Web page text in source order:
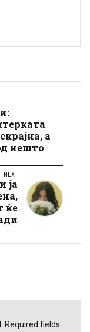
а
нешто
NEXT
ја
ќе
Required fields